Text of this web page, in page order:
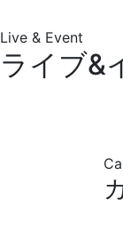
Live & Event
ライブ&